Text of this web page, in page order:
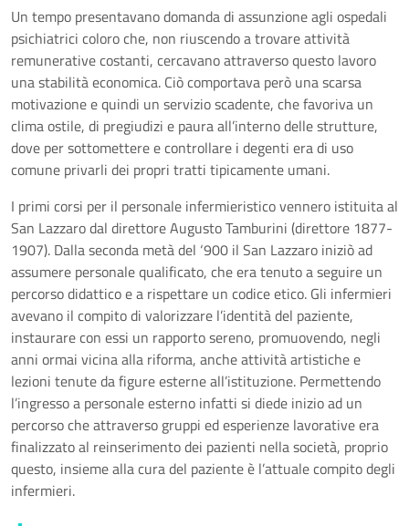
Un tempo presentavano domanda di assunzione agli ospedali
psichiatrici coloro che, non riuscendo a trovare attività
remunerative costanti, cercavano attraverso questo lavoro
una stabilità economica. Ciò comportava però una scarsa
motivazione e quindi un servizio scadente, che favoriva un
clima ostile, di pregiudizi e paura all’interno delle strutture,
dove per sottomettere e controllare i degenti era di uso
comune privarli dei propri tratti tipicamente umani.
I primi corsi per il personale infermieristico vennero istituita al
San Lazzaro dal direttore Augusto Tamburini (direttore 1877-
1907). Dalla seconda metà del ‘900 il San Lazzaro iniziò ad
assumere personale qualificato, che era tenuto a seguire un
percorso didattico e a rispettare un codice etico. Gli infermieri
avevano il compito di valorizzare l’identità del paziente,
instaurare con essi un rapporto sereno, promuovendo, negli
anni ormai vicina alla riforma, anche attività artistiche e
lezioni tenute da figure esterne all’istituzione. Permettendo
l’ingresso a personale esterno infatti si diede inizio ad un
percorso che attraverso gruppi ed esperienze lavorative era
finalizzato al reinserimento dei pazienti nella società, proprio
questo, insieme alla cura del paziente è l’attuale compito degli
infermieri.